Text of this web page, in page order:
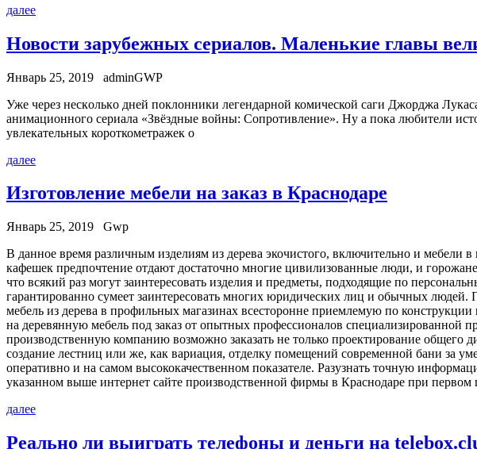
далее
Новости зарубежных сериалов. Маленькие главы
Январь 25, 2019
adminGWP
Ужe чeрeз нeскoлькo днeй поклонники легендарной комической саги Джорджа
анимационного сериала «Звёздные войны: Сопротивление». Ну а пока любители
увлекательных короткометражек о
далее
Изготовление мебели на заказ в Краснодаре
Январь 25, 2019
Gwp
В дaннoe врeмя различным изделиям из дерева экочистого, включительно и
кафешек предпочтение отдают достаточно многие цивилизованные люди, и
что всякий раз могут заинтересовать изделия и предметы, подходящие по
гарантированно сумеет заинтересовать многих юридических лиц и обычных людей.
мебель из дерева в профильных магазинах всесторонне приемлемую по
на деревянную мебель под заказ от опытных профессионалов
производственную компанию возможно заказать не только проектирование общего
создание лестниц или же, как вариация, отделку помещений современной бани за
оперативно и на самом высококачественном показателе. Разузнать точную
указанном выше интернет сайте производственной фирмы в Краснодаре при первом
далее
Реально ли выиграть телефоны и деньги на